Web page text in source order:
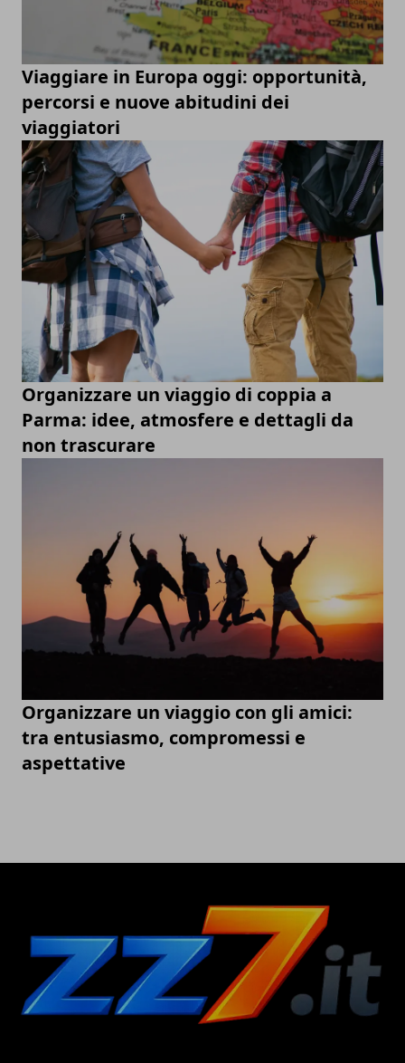
Viaggiare in Europa oggi: opportunità,
percorsi e nuove abitudini dei
viaggiatori
Organizzare un viaggio di coppia a
Parma: idee, atmosfere e dettagli da
non trascurare
Organizzare un viaggio con gli amici:
tra entusiasmo, compromessi e
aspettative